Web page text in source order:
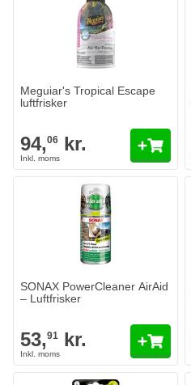
Meguiar's Tropical Escape
luftfrisker
94,06 kr.
SONAX PowerCleaner AirAid
– Luftfrisker
53,91 kr.